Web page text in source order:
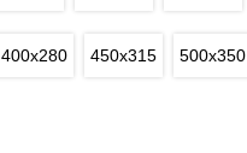
400x280 450x315 500x350